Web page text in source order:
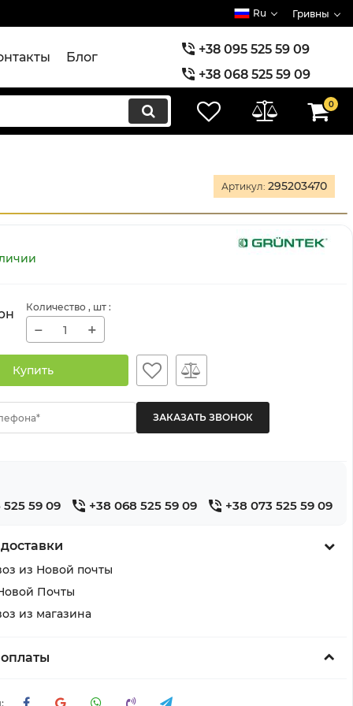
Ru Гривны
Блог
+38 095 525 59 09
+38 068 525 59 09
+38 073 525 59 09
0
Артикул: 295203470
Количество , шт :
− +
Купить
59 09 +38 068 525 59 09 +38 073 525 59 09
из Новой почты
Почты
из магазина